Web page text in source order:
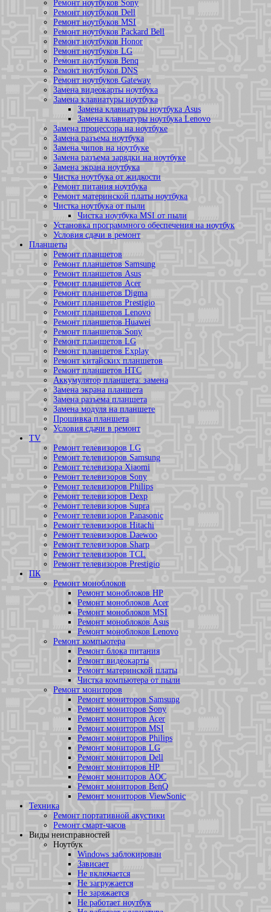
Ремонт ноутбуков Sony
Ремонт ноутбуков Dell
Ремонт ноутбуков MSI
Ремонт ноутбуков Packard Bell
Ремонт ноутбуков Honor
Ремонт ноутбуков LG
Ремонт ноутбуков Benq
Ремонт ноутбуков DNS
Ремонт ноутбуков Gateway
Замена видеокарты ноутбука
Замена клавиатуры ноутбука
Замена клавиатуры ноутбука Asus
Замена клавиатуры ноутбука Lenovo
Замена процессора на ноутбуке
Замена разъема ноутбука
Замена чипов на ноутбуке
Замена разъема зарядки на ноутбуке
Замена экрана ноутбука
Чистка ноутбука от жидкости
Ремонт питания ноутбука
Ремонт материнской платы ноутбука
Чистка ноутбука от пыли
Чистка ноутбука MSI от пыли
Установка программного обеспечения на ноутбук
Условия сдачи в ремонт
Планшеты
Ремонт планшетов
Ремонт планшетов Samsung
Ремонт планшетов Asus
Ремонт планшетов Acer
Ремонт планшетов Digma
Ремонт планшетов Prestigio
Ремонт планшетов Lenovo
Ремонт планшетов Huawei
Ремонт планшетов Sony
Ремонт планшетов LG
Ремонт планшетов Explay
Ремонт китайских планшетов
Ремонт планшетов HTC
Аккумулятор планшета: замена
Замена экрана планшета
Замена разъема планшета
Замена модуля на планшете
Прошивка планшета
Условия сдачи в ремонт
TV
Ремонт телевизоров LG
Ремонт телевизоров Samsung
Ремонт телевизора Xiaomi
Ремонт телевизоров Sony
Ремонт телевизоров Philips
Ремонт телевизоров Dexp
Ремонт телевизоров Supra
Ремонт телевизоров Panasonic
Ремонт телевизоров Hitachi
Ремонт телевизоров Daewoo
Ремонт телевизоров Sharp
Ремонт телевизоров TCL
Ремонт телевизоров Prestigio
ПК
Ремонт моноблоков
Ремонт моноблоков HP
Ремонт моноблоков Acer
Ремонт моноблоков MSI
Ремонт моноблоков Asus
Ремонт моноблоков Lenovo
Ремонт компьютера
Ремонт блока питания
Ремонт видеокарты
Ремонт материнской платы
Чистка компьютера от пыли
Ремонт мониторов
Ремонт мониторов Samsung
Ремонт мониторов Sony
Ремонт мониторов Acer
Ремонт мониторов MSI
Ремонт мониторов Philips
Ремонт мониторов LG
Ремонт мониторов Dell
Ремонт мониторов HP
Ремонт мониторов AOC
Ремонт мониторов BenQ
Ремонт мониторов ViewSonic
Техника
Ремонт портативной акустики
Ремонт смарт-часов
Виды неисправностей
Ноутбук
Windows заблокирован
Зависает
Не включается
Не загружается
Не заряжается
Не работает ноутбук